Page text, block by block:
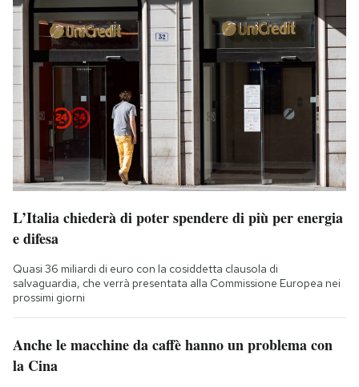
L’Italia chiederà di poter spendere di più per energia
e difesa
Quasi 36 miliardi di euro con la cosiddetta clausola di
salvaguardia, che verrà presentata alla Commissione Europea nei
prossimi giorni
Anche le macchine da caffè hanno un problema con
la Cina